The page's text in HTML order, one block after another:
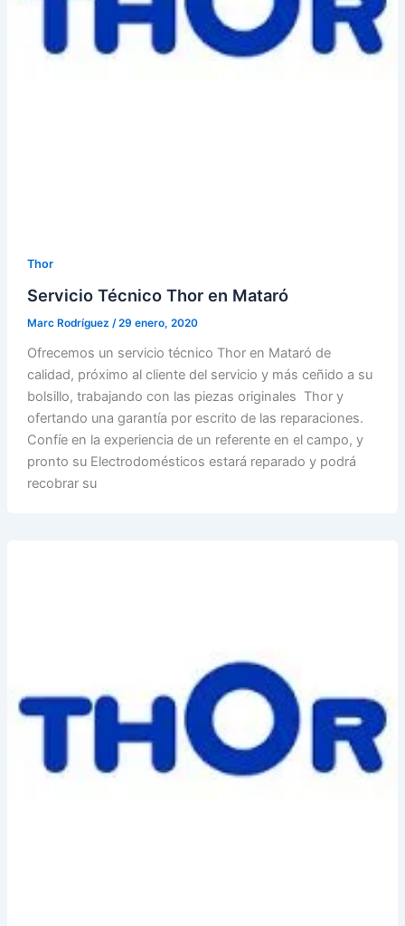
Thor
Servicio Técnico Thor en Mataró
Marc Rodríguez /29 enero, 2020
Ofrecemos un servicio técnico Thor en Mataró de
calidad, próximo al cliente del servicio y más ceñido a su
bolsillo, trabajando con las piezas originales Thor y
ofertando una garantía por escrito de las reparaciones.
Confíe en la experiencia de un referente en el campo, y
pronto su Electrodomésticos estará reparado y podrá
recobrar su